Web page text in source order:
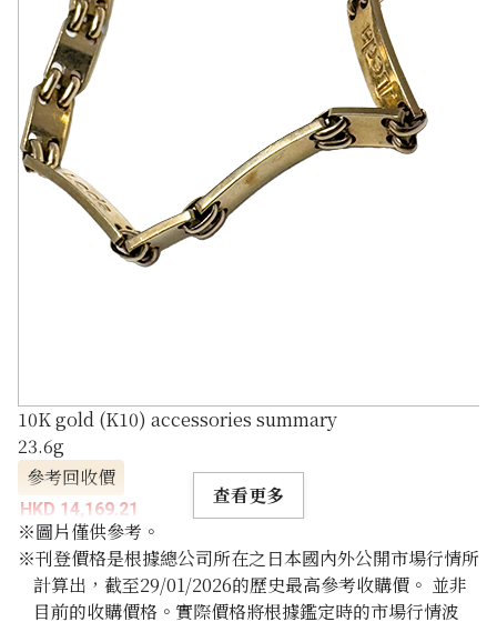
10K gold (K10) accessories summary
23.6g
參考回收價
HKD 14,169.21
查看更多
※圖片僅供參考。
※刊登價格是根據總公司所在之日本國內外公開市場行情所
計算出，截至29/01/2026的歷史最高參考收購價。 並非
目前的收購價格。實際價格將根據鑑定時的市場行情波